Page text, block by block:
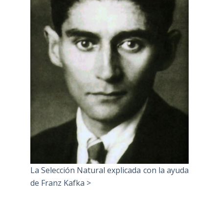
La Selección Natural explicada con la ayuda
de Franz Kafka >